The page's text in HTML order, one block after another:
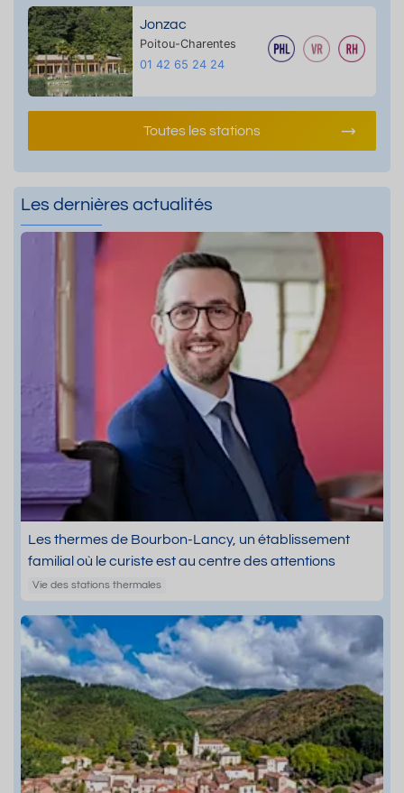
Jonzac
Poitou-Charentes
01 42 65 24 24
Toutes les stations
Les dernières actualités
Les thermes de Bourbon-Lancy, un établissement
familial où le curiste est au centre des attentions
Vie des stations thermales